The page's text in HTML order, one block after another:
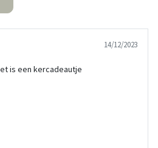
14/12/2023
is een kercadeautje